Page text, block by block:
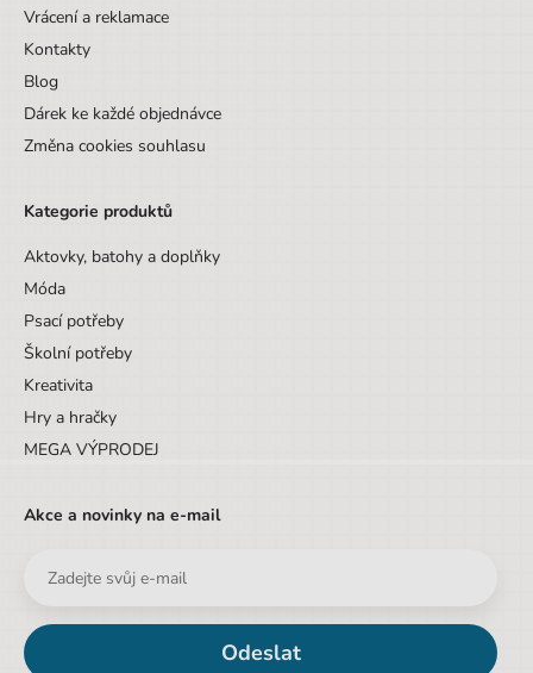
Vrácení a reklamace
Kontakty
Blog
Dárek ke každé objednávce
Změna cookies souhlasu
Kategorie produktů
Aktovky, batohy a doplňky
Móda
Psací potřeby
Školní potřeby
Kreativita
Hry a hračky
MEGA VÝPRODEJ
Akce a novinky na e-mail
Odeslat